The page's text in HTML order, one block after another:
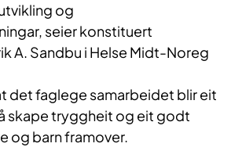
og
seier konstituert
A. Sandbu i Helse Midt-Noreg
det faglege samarbeidet blir eit
skape tryggheit og eit godt
og barn framover.